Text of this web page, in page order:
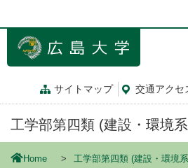
ン
サイトマップ 交通アクセ
工学部第四類 (建設・環境
Home 工学部第四類 (建設・環境